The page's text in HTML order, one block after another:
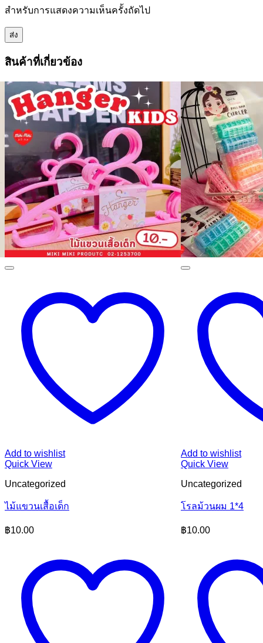
สำหรับการแสดงความเห็นครั้งถัดไป
สินค้าที่เกี่ยวข้อง
Add to wishlist
Quick View
Uncategorized
ไม้แขวนเสื้อเด็ก
฿10.00
Add to wishlist
Quick View
Uncategorized
โรลม้วนผม 1*4
฿10.00